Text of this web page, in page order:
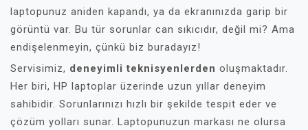
laptopunuz aniden kapandı, ya da ekranınızda garip bir
görüntü var. Bu tür sorunlar can sıkıcıdır, değil mi? Ama
endişelenmeyin, çünkü biz buradayız!
Servisimiz, deneyimli teknisyenlerden oluşmaktadır.
Her biri, HP laptoplar üzerinde uzun yıllar deneyim
sahibidir. Sorunlarınızı hızlı bir şekilde tespit eder ve
çözüm yolları sunar. Laptopunuzun markası ne olursa